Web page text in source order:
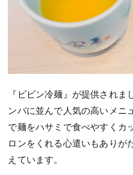
『ビビン冷麺』が提供され
ンバに並んで人気の高いメニ
で麺をハサミで食べやすくカ
ロンをくれる心遣いもありが
えています。